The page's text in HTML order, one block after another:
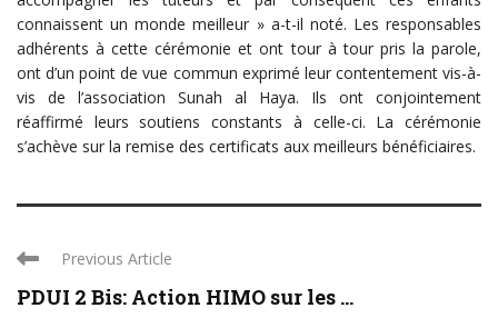
connaissent un monde meilleur » a-t-il noté. Les responsables
adhérents à cette cérémonie et ont tour à tour pris la parole,
ont d’un point de vue commun exprimé leur contentement vis-à-
vis de l’association Sunah al Haya. Ils ont conjointement
réaffirmé leurs soutiens constants à celle-ci. La cérémonie
s’achève sur la remise des certificats aux meilleurs bénéficiaires.
Previous Article
PDUI 2 Bis: Action HIMO sur les ...